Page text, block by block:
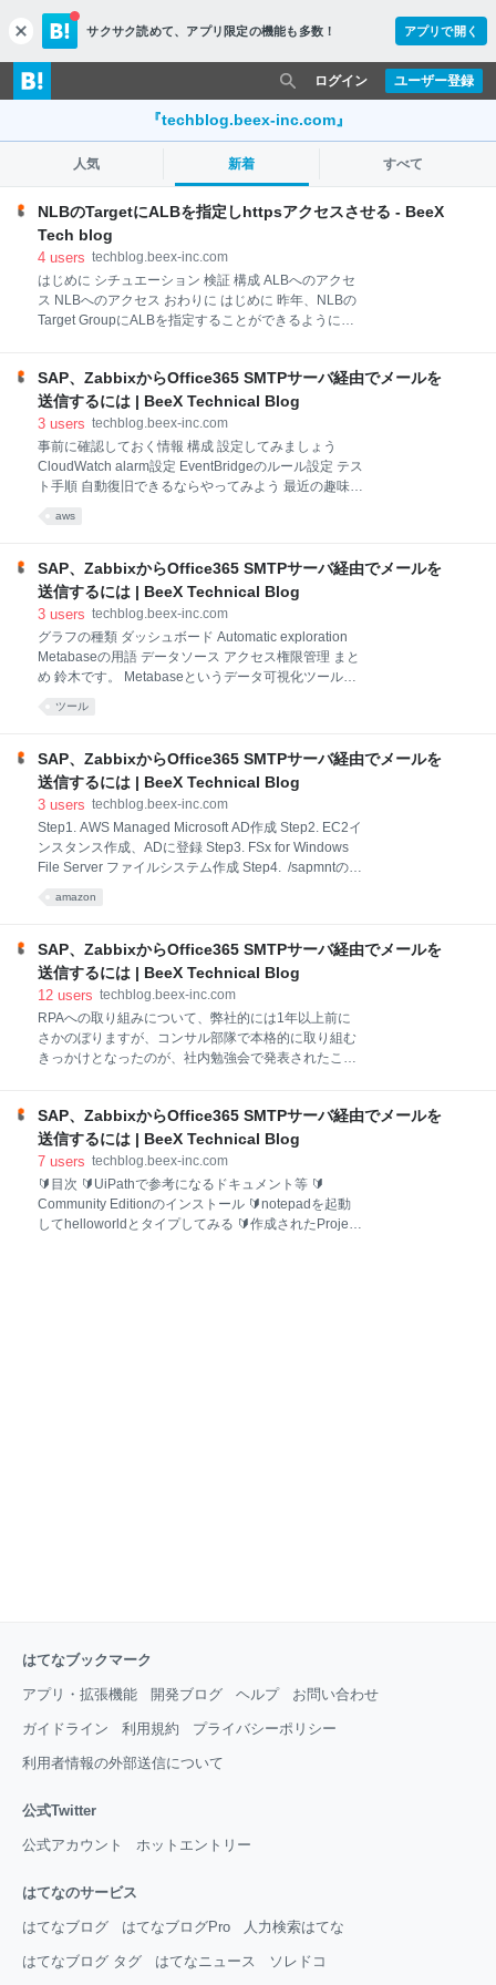
c
l
o
s
サクサク読めて、 アプリ限定の機能も多数！ アプリで開く
ユーザー登録
ログイン
『techblog.beex-inc.com』
人気 新着 すべて
NLBのTargetにALBを指定しhttpsアクセスさせる - BeeX
Tech blog
4 users techblog.beex-inc.com
はじめに シチュエーション 検証 構成 ALBへのアクセ
ス NLBへのアクセス おわりに はじめに 昨年、NLBの
Target GroupにALBを指定することができるようにな
で固定IPが付与できるということは例えば
DirectConnect(DX)を経由したオンプレミスとAWS間
の通信において、NAT変換している際に有効になって
きたりします。ALBでももちろんENIのIPを特定しその
IPでNAT変換、ということはできますが、ALBのIPは
変動する可能性があるためその都度NATの定義を変え
レミスとAWS間通信においてNAT変換されているケー
エーションについて検証してみました。 シチュエーシ
SAP、ZabbixからOffice365 SMTPサーバ経由でメールを
送信するには | BeeX Technical Blog
3 users techblog.beex-inc.com
事前に確認しておく情報 構成 設定してみましょう
CloudWatch alarm設定 EventBridgeのルール設定 テス
ト手順 自動復旧できるならやってみよう 最近の趣味は
aws.amazon.com クラウドを使うのにデータセンター
でやっていた手作業の運用をそのままにしておくのは
もったいないです。自分たちでサーバを運用していた
たりしていましたが、クラウドだとある程度復旧作業
まで自動化できますよね。 一番よくあるのは、
AutoRecoveryだと思います。詳細は↓このリンクを見
てください。 docs.aws.amazon.com Autorecoveryは
aws
SAP、ZabbixからOffice365 SMTPサーバ経由でメールを
送信するには | BeeX Technical Blog
3 users techblog.beex-inc.com
グラフの種類 ダッシュボード Automatic exploration
Metabaseの用語 データソース アクセス権限管理 まと
め 鈴木です。 Metabaseというデータ可視化ツールが
Kibanaなどいくつかあります。その中でもMetabase
は後発なだけあって、他と比べシンプルで、画面もき
れいです。SQLの知識も不要です。使ってみるまでの
マンドや、jarファイル1個でのJVM起動のほか、AWS
であればElastic Beanstalkでの起動も公式に用意され
ています。 データソースとしては、
PostgreSQL/MySQLやSQL Serverなどのデータベース
ツール
SAP、ZabbixからOffice365 SMTPサーバ経由でメールを
送信するには | BeeX Technical Blog
3 users techblog.beex-inc.com
Step1. AWS Managed Microsoft AD作成 Step2. EC2イ
ンスタンス作成、ADに登録 Step3. FSx for Windows
File Server ファイルシステム作成 Step4. /sapmntの作
S/4HANAに移行後もAPサーバをLinuxにすることなく
Windows Serverを使うことが多いと思います。AWS
EC2でSAPシステムをWSFC構成にしようとすると、
FSx for Windows ファイルサーバーは、完全マネージ
ド型のネイティブ
amazon
SAP、ZabbixからOffice365 SMTPサーバ経由でメールを
送信するには | BeeX Technical Blog
12 users techblog.beex-inc.com
RPAへの取り組みについて、弊社的には1年以上前に
さかのぼりますが、コンサル部隊で本格的に取り組む
きっかけとなったのが、社内勉強会で発表されたこれ
ままにしました。これでSAPGUIからパスワードのリ
セットのデモを見たときは、「おぉ！」という歓声が
沸きました。実際に動いているのを見てみると、やっ
ぱり印象が違いますね。 Have Fun! 🔰SikuliXの公式サ
イトとか SikuliX by RaiMan github – RaiMan/SikuliX-
2014 Sikuli / SikuliX Documentation for version 1.1+
SAP、ZabbixからOffice365 SMTPサーバ経由でメールを
送信するには | BeeX Technical Blog
7 users techblog.beex-inc.com
🔰目次 🔰UiPathで参考になるドキュメント等 🔰
Community Editionのインストール 🔰notepadを起動
してhelloworldとタイプしてみる 🔰作成されたProject
はてなブックマーク
アプリ・拡張機能 開発ブログ ヘルプ お問い合わせ
ガイドライン 利用規約 プライバシーポリシー
利用者情報の外部送信について
公式Twitter
公式アカウント ホットエントリー
はてなのサービス
はてなブログ はてなブログPro 人力検索はてな
はてなブログ タグ はてなニュース ソレドコ